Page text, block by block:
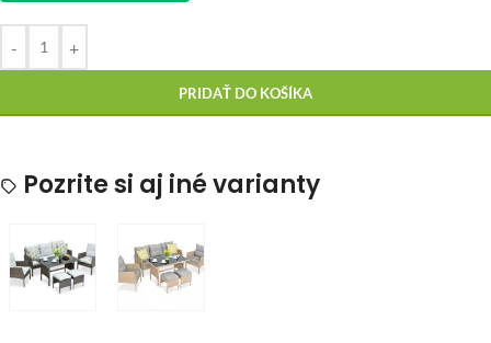
- +
PRIDAŤ DO KOŠÍKA
Pozrite si aj iné varianty